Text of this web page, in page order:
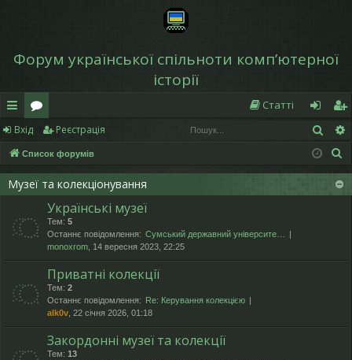
Форум української спільноти компʼютерної
історії
в
и
дк
д
ос
о
ру
м
Статті
хі
д
еє
ст
р
я
Вхід Реєстрація
Список форумів
Музеї та колекціонування
Українські музеї
Тем: 5
Останнє повідомлення: Сумський державний університе…
monoxrom , 14 вересня 2023, 22:25
Приватні колекції
Тем: 2
Останнє повідомлення:
Re: Керування колекцією
alk0v , 22 січня 2026, 01:18
Закордонні музеї та колекції
Тем: 13